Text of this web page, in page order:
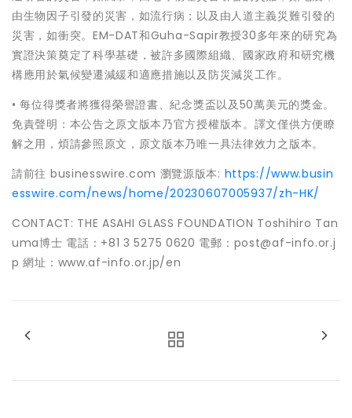
由生物因子引發的災害，如流行病；以及由人道主義災難引發的
災害，如衝突。EM-DAT和Guha-Sapir教授30多年來的研究為
實證決策奠定了科學基礎，被許多國際組織、國家政府和研究機
構應用於氣候變遷減緩和適應措施以及防災減災工作。
• 每位得獎者將獲得榮譽證書、紀念獎盃以及50萬美元的獎金。
免責聲明：本公告之原文版本乃官方授權版本。譯文僅供方便瞭
解之用，煩請參照原文，原文版本乃唯一具法律效力之版本。
請前往 businesswire.com 瀏覽源版本: https://www.busin
esswire.com/news/home/20230607005937/zh-HK/
CONTACT: THE ASAHI GLASS FOUNDATION Toshihiro Tan
uma博士 電話：+81 3 5275 0620 電郵：post@af-info.or.j
p 網址：www.af-info.or.jp/en